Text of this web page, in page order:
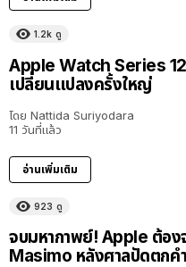
1.2k ดู
Apple Watch Series
เปลี่ยนแปลงครั้งใหญ่
โดย Nattida Suriyodara
11 วันที่แล้ว
อ่านเพิ่มเติม
923 ดู
จบมหากาพย์! Apple ต้อง
Masimo หลังศาลปัดตก